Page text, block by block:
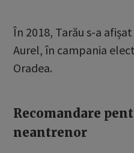
În 2018, Tarău s-a
Aurel, în campania
Oradea.
Recomandare
neantrenor